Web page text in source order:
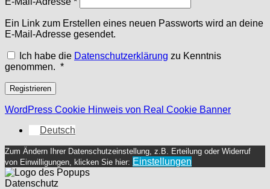
Ein Link zum Erstellen eines neuen Passworts wird an deine
E-Mail-Adresse gesendet.
Ich habe die Datenschutzerklärung zu Kenntnis
genommen. *Erforderlich
Registrieren
WordPress Cookie Hinweis von Real Cookie Banner
Deutsch
Zum Ändern Ihrer Datenschutzeinstellung, z.B. Erteilung oder Widerruf
von Einwilligungen, klicken Sie hier: Einstellungen
Datenschutz